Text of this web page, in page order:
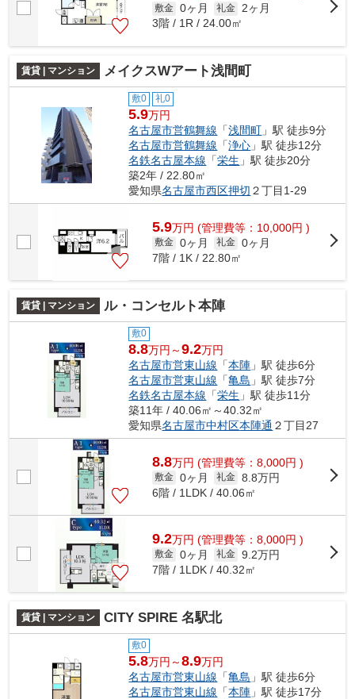
敷金 0ヶ月 礼金
2ヶ月
3階 / 1R / 24.00㎡
賃貸 | マンション メイクスWアート浅間町
敷0 礼0
5.9万円
名古屋市営鶴舞線 「浅間町 」駅 徒歩9分
名古屋市営鶴舞線 「浄心 」駅 徒歩12分
名鉄名古屋本線 「栄生 」駅 徒歩20分
築2年 / 22.80㎡
愛知県名古屋市西区押切 ２丁目1-29
5.9万円 (管理費等：10,000円 )
敷金 0ヶ月 礼金 0ヶ月
7階 / 1K / 22.80㎡
賃貸 | マンション ル・コンセルト本陣
敷0
8.8万円～9.2万円
名古屋市営東山線 「本陣 」駅 徒歩6分
名古屋市営東山線 「亀島 」駅 徒歩7分
名鉄名古屋本線 「栄生 」駅 徒歩11分
築11年 / 40.06㎡～40.32㎡
愛知県名古屋市中村区本陣通 ２丁目27
8.8万円 (管理費等：8,000円 )
敷金 0ヶ月 礼金 8.8万円
6階 / 1LDK / 40.06㎡
9.2万円 (管理費等：8,000円 )
敷金 0ヶ月 礼金 9.2万円
7階 / 1LDK / 40.32㎡
賃貸 | マンション CITY SPIRE 名駅北
敷0
5.8万円～8.9万円
名古屋市営東山線 「亀島 」駅 徒歩6分
名古屋市営東山線 「本陣 」駅 徒歩17分